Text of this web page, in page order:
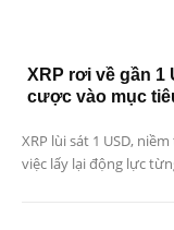
XRP rơi về gần 1
cược vào mục
XRP lùi sát 1 USD,
việc lấy lại động lực